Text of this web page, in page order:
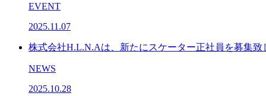
EVENT
2025.11.07
株式会社H.L.N.Aは、新たにスケーター正社員を募集致
NEWS
2025.10.28